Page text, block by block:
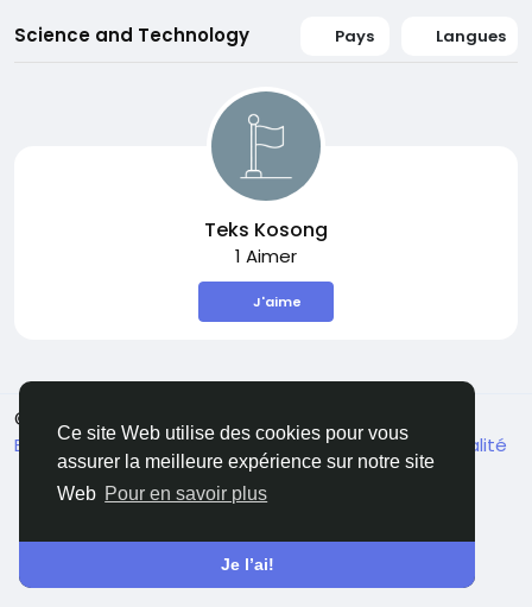
Ce site Web utilise des cookies pour vous
assurer la meilleure expérience sur notre site
Web Pour en savoir plus
Je l’ai!
Science and Technology Pays Langues
Teks Kosong
1 Aimer
J'aime
© 2026 Sngine
Environ Conditions générale de vente Confidentialité
Contactez nous Annuaire